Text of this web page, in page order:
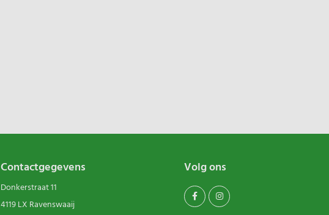
Contactgegevens
Donkerstraat 11
4119 LX Ravenswaaij
Volg ons